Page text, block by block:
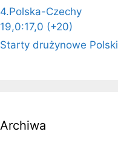
4.Polska-Czechy
19,0:17,0 (+20)
Starty drużynowe Polski
Archiwa